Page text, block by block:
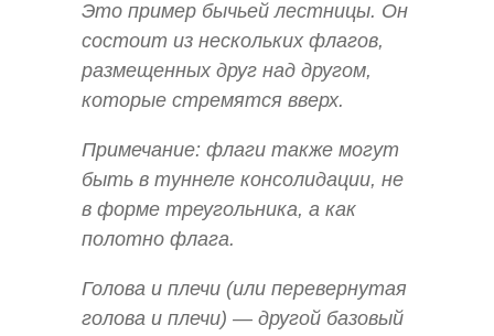
Это пример бычьей лестницы. Он
состоит из нескольких флагов,
размещенных друг над другом,
которые стремятся вверх.
Примечание: флаги также могут
быть в туннеле консолидации, не
в форме треугольника, а как
полотно флага.
Голова и плечи (или перевернутая
голова и плечи) — другой базовый